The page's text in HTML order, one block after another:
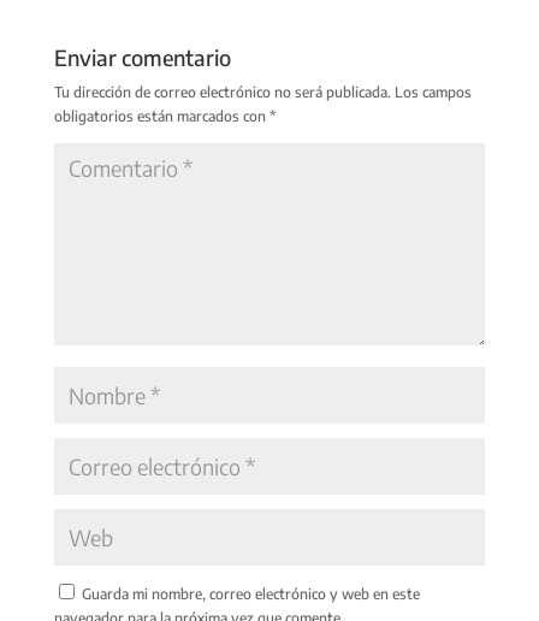
Enviar comentario
Tu dirección de correo electrónico no será publicada. Los campos
obligatorios están marcados con *
Guarda mi nombre, correo electrónico y web en este